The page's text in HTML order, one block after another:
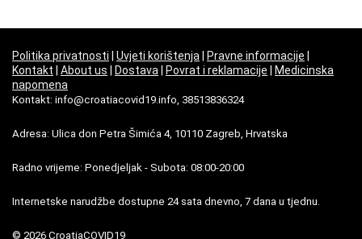
Politika privatnosti | Uvjeti korištenja | Pravne informacije |
Kontakt | About us | Dostava | Povrat i reklamacije | Medicinska
napomena
Kontakt: info@croatiacovid19.info, 38513836324
Adresa: Ulica don Petra Šimića 4, 10110 Zagreb, Hrvatska
Radno vrijeme: Ponedjeljak - Subota: 08:00-20:00
Internetske narudžbe dostupne 24 sata dnevno, 7 dana u tjednu.
© 2026 CroatiaCOVID19